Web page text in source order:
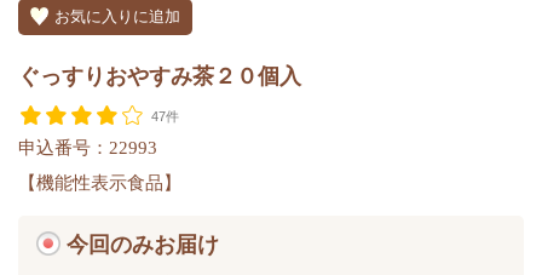
お気に入りに追加
ぐっすりおやすみ茶２０個入
47件
申込番号：22993
【機能性表示食品】
今回のみお届け